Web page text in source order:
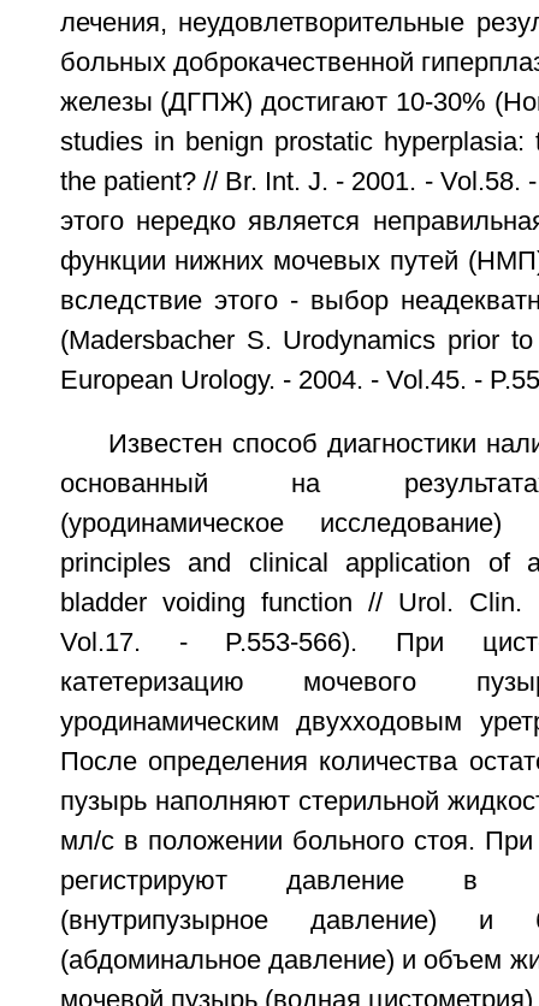
лечения, неудовлетворительные
больных доброкачественной
железы (ДГПЖ) достигают 10-30%
studies in benign prostatic
the patient? // Br. Int. J. - 2001. - Vol.58.
этого нередко является
функции нижних мочевых путей
вследствие этого - выбор
(Madersbacher S. Urodynamics prior
European Urology. - 2004. - Vol.45. -
Известен способ диагностики
основанный на
(уродинамическое
principles and clinical application of
bladder voiding function // Urol.
Vol.17. - P.553-566). При
катетеризацию мочевого
уродинамическим двухходовым
После определения количества
пузырь наполняют стерильной
мл/с в положении больного стоя. При
регистрируют давление в
(внутрипузырное давление) и
(абдоминальное давление) и объем